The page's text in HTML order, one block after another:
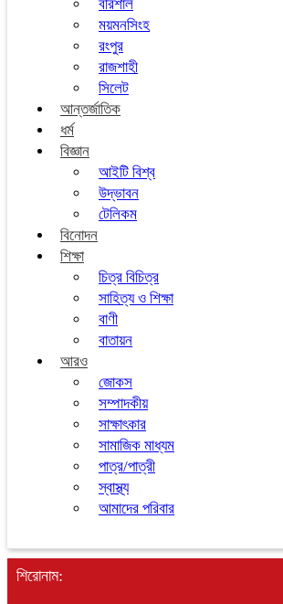
বরিশাল
ময়মনসিংহ
রংপুর
রাজশাহী
সিলেট
আন্তর্জাতিক
ধর্ম
বিজ্ঞান
আইটি বিশ্ব
উদ্ভাবন
টেলিকম
বিনোদন
শিক্ষা
চিত্র বিচিত্র
সাহিত্য ও শিক্ষা
বাণী
বাতায়ন
আরও
জোকস
সম্পাদকীয়
সাক্ষাৎকার
সামাজিক মাধ্যম
পাত্র/পাত্রী
স্বাস্থ্য
আমাদের পরিবার
শিরোনাম: